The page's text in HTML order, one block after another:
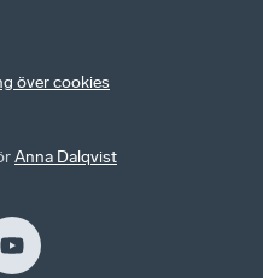
över cookies
Anna Dalqvist